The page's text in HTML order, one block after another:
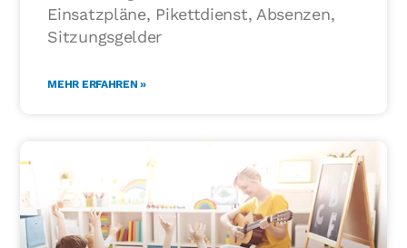
Einsatzpläne, Pikettdienst, Absenzen,
Sitzungsgelder
MEHR ERFAHREN »